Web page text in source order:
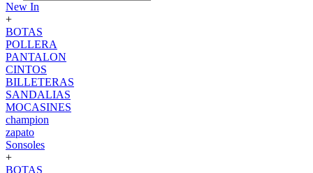
New In
+
BOTAS
POLLERA
PANTALON
CINTOS
BILLETERAS
SANDALIAS
MOCASINES
champion
zapato
Sonsoles
+
BOTAS